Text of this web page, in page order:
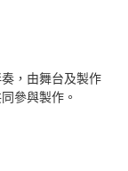
，由舞台及製作
參與製作。